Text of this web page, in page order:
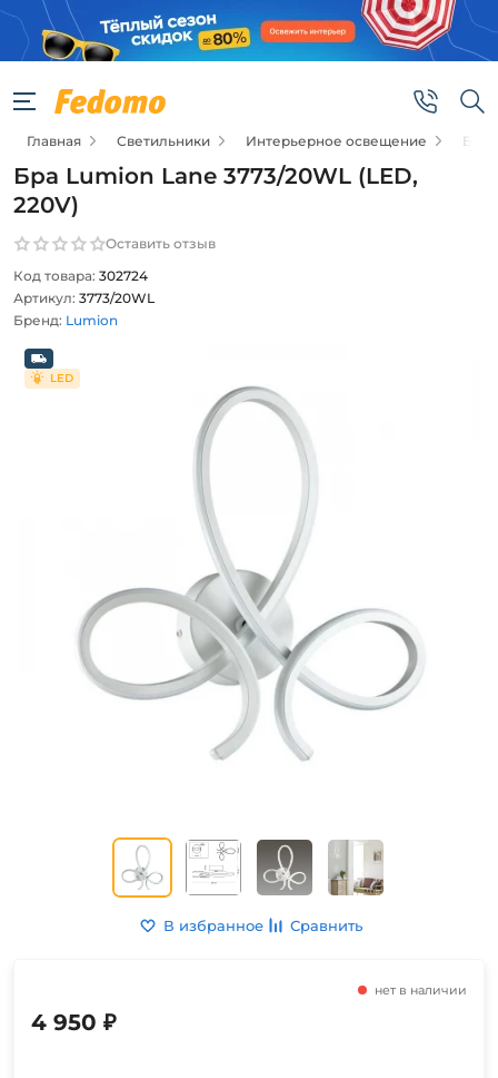
Главная Светильники Интерьерное освещение Бра
Бра Lumion Lane 3773/20WL (LED,
220V)
Оставить отзыв
Код товара: 302724
Артикул: 3773/20WL
Бренд: Lumion
В избранное Сравнить
нет в наличии
4 950 ₽